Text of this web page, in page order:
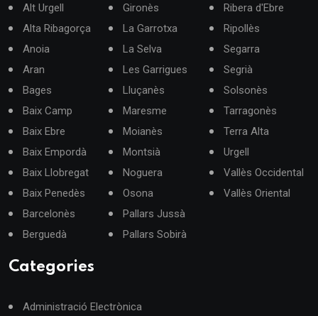
Alt Urgell
Alta Ribagorça
Anoia
Aran
Bages
Baix Camp
Baix Ebre
Baix Empordà
Baix Llobregat
Baix Penedès
Barcelonès
Berguedà
Gironès
La Garrotxa
La Selva
Les Garrigues
Lluçanès
Maresme
Moianès
Montsià
Noguera
Osona
Pallars Jussà
Pallars Sobirà
Ribera d'Ebre
Ripollès
Segarra
Segrià
Solsonès
Tarragonès
Terra Alta
Urgell
Vallès Occidental
Vallès Oriental
Categories
Administració Electrònica